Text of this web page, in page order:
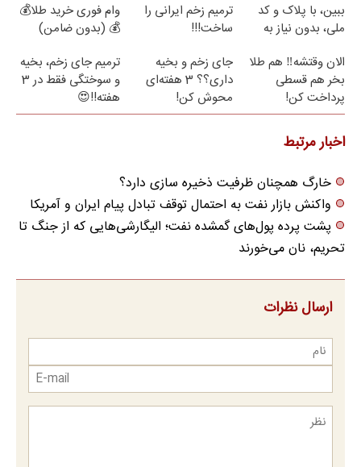
ببین، با پلاک و کد
ملی، بدون نیاز به
ترمیم زخم ایرانی را
ساخت!!!
وام فوری خرید طلا💰
💰 (بدون ضامن)
الان وقتشه‼️ هم طلا
بخر هم قسطی
پرداخت کن!
جای زخم و بخیه
داری؟؟ 3 هفته‌ای
محوش کن!
ترمیم جای زخم، بخیه
و سوختگی فقط در 3
هفته!!😍
اخبار مرتبط
خارگ همچنان ظرفیت ذخیره سازی دارد؟
واکنش بازار نفت به احتمال توقف تبادل پیام ایران و آمریکا
پشت پرده پول‌های گمشده نفت؛ الیگارشی‌هایی که از جنگ تا
تحریم، نان می‌خورند
ارسال نظرات